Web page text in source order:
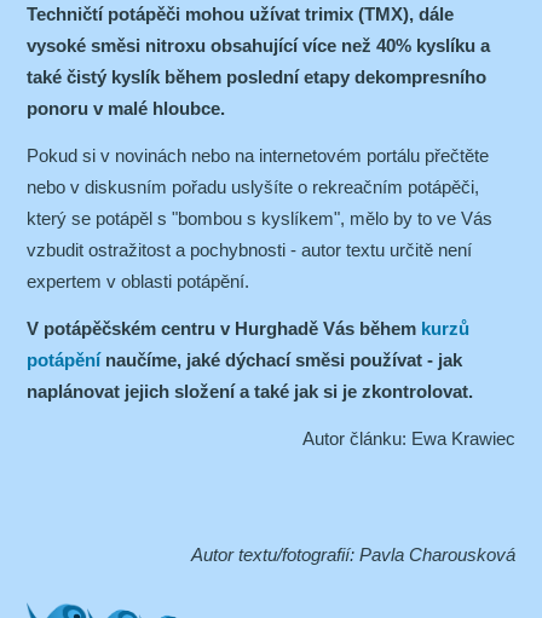
Techničtí potápěči mohou užívat trimix (TMX), dále
vysoké směsi nitroxu obsahující více než 40% kyslíku a
také čistý kyslík během poslední etapy dekompresního
ponoru v malé hloubce.
Pokud si v novinách nebo na internetovém portálu přečtěte
nebo v diskusním pořadu uslyšíte o rekreačním potápěči,
který se potápěl s "bombou s kyslíkem", mělo by to ve Vás
vzbudit ostražitost a pochybnosti - autor textu určitě není
expertem v oblasti potápění.
V potápěčském centru v Hurghadě Vás během kurzů
potápěnínaučíme, jaké dýchací směsi používat - jak
naplánovat jejich složení a také jak si je zkontrolovat.
Autor článku: Ewa Krawiec
Autor textu/fotografií: Pavla Charousková